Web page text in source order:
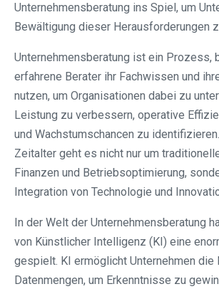
Unternehmensberatung ins Spiel, um
Bewältigung dieser Herausforderungen
Unternehmensberatung ist ein Prozess,
erfahrene Berater ihr Fachwissen und
nutzen, um Organisationen dabei zu
Leistung zu verbessern, operative
und Wachstumschancen zu
Zeitalter geht es nicht nur um
Finanzen und Betriebsoptimierung,
Integration von Technologie und
In der Welt der Unternehmensberatung
von Künstlicher Intelligenz (KI) eine
gespielt. KI ermöglicht Unternehmen die
Datenmengen, um Erkenntnisse zu